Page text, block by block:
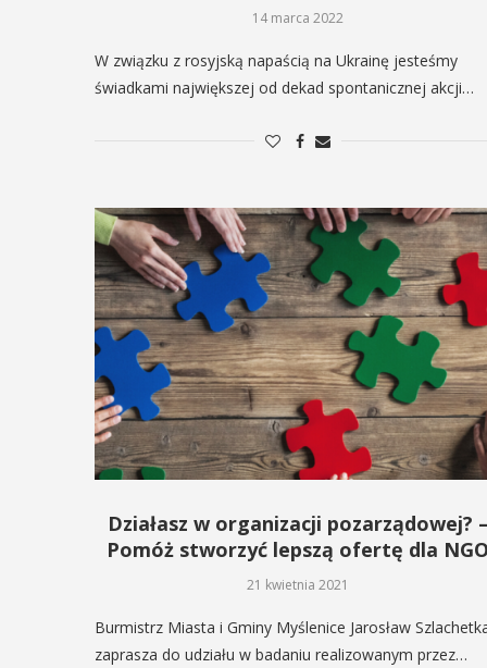
14 marca 2022
W związku z rosyjską napaścią na Ukrainę jesteśmy
świadkami największej od dekad spontanicznej akcji…
Działasz w organizacji pozarządowej? –
Pomóż stworzyć lepszą ofertę dla NGO
21 kwietnia 2021
Burmistrz Miasta i Gminy Myślenice Jarosław
zaprasza do udziału w badaniu realizowanym przez…
SZCZEGÓŁY
POKAŻ SZCZEGÓŁY